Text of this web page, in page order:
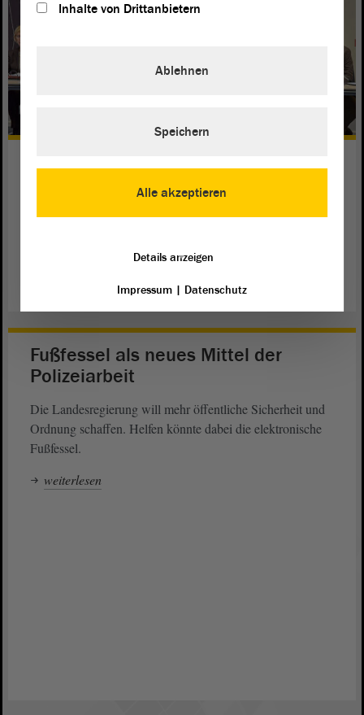
Tiere, Pflanzen und Vögel besser
Der industrielle Fortschritt hat unsere Natur stark verändert.
Fußfessel als neues Mittel der
Polizeiarbeit
Die Landesregierung will mehr öffentliche Sicherheit und
Ordnung schaffen. Helfen könnte dabei die elektronische
Fußfessel.
weiterlesen
Inhalte von Drittanbietern
Alle akzeptieren
Ablehnen
Speichern
Details anzeigen
Impressum| Datenschutz